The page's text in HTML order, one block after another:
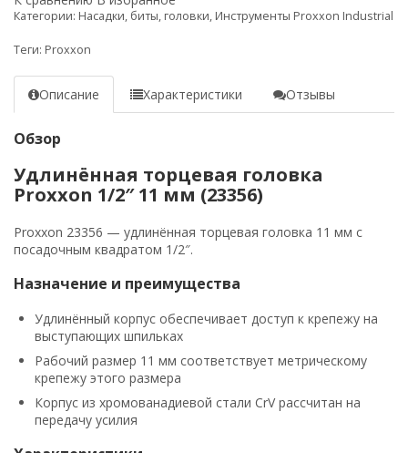
Категории: Насадки, биты, головки, Инструменты Proxxon Industrial
Теги: Proxxon
Описание Характеристики Отзывы
Обзор
Удлинённая торцевая головка
Proxxon 1/2″ 11 мм (23356)
Proxxon 23356 — удлинённая торцевая головка 11 мм с
посадочным квадратом 1/2″.
Назначение и преимущества
Удлинённый корпус обеспечивает доступ к крепежу на
выступающих шпильках
Рабочий размер 11 мм соответствует метрическому
крепежу этого размера
Корпус из хромованадиевой стали CrV рассчитан на
передачу усилия